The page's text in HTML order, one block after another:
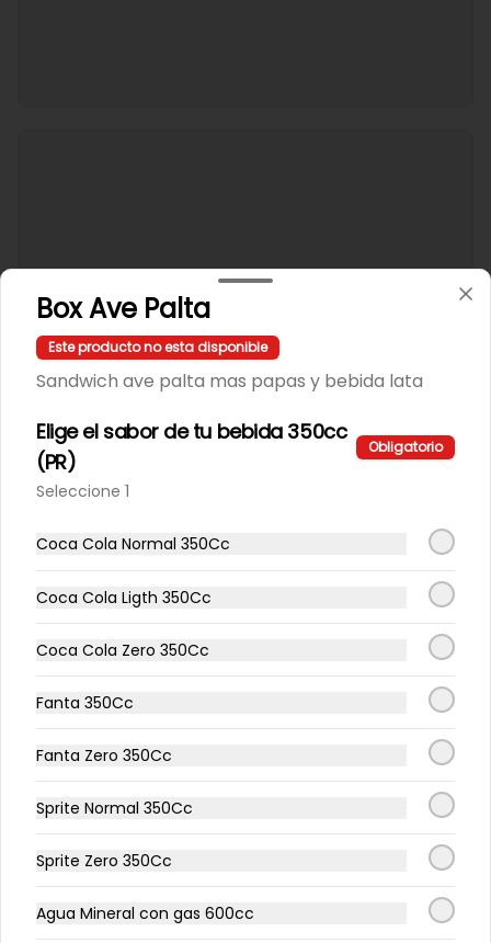
Box Ave Palta
Este producto no esta disponible
Sandwich ave palta mas papas y bebida lata
Elige el sabor de tu bebida 350cc
(PR)
Obligatorio
Seleccione 1
Coca Cola Normal 350Cc
Coca Cola Ligth 350Cc
Coca Cola Zero 350Cc
Fanta 350Cc
Fanta Zero 350Cc
Sprite Normal 350Cc
Sprite Zero 350Cc
Agua Mineral con gas 600cc